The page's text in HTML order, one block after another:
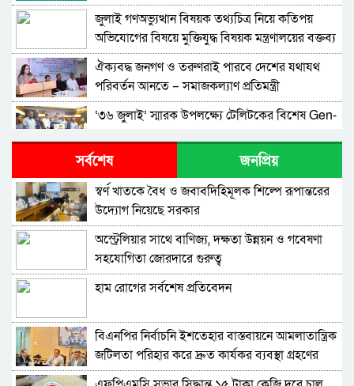
জুলাই গণঅভ্যুত্থান বিষয়ক তথ্যচিত্র নিয়ে কতিপয়
অভিযোগের বিষয়ে মুক্তিযুদ্ধ বিষয়ক মন্ত্রণালয়ের বক্তব্য
ঐক্যবদ্ধ জনগণ ও তরুণরাই পারবে দেশের যথাযথ
পরিবর্তন আনতে – সমাজকল্যাণ প্রতিমন্ত্রী
‘৩৬ জুলাই’ স্মারক উপলক্ষ্যে টেলিটকের বিশেষ Gen-
দেশের ৪ বিভাগে ভারী বর্ষণের সতর্কবার্তা
ভারপ্রাপ্ত রাষ্ট্রপতিকে শুভেচ্ছা ও অভিনন্দন জানালেন
বরিশাল-৫ আসনের সংসদ সদস্য অ্যাডভোকেট মো.
মজিবর রহমান সরোওয়ার
বিএনপির নির্বাচনী ইশতেহার বাস্তবায়নে আমলাতান্ত্রিক
জটিলতা পরিহার করে দ্রুত কার্যকর ব্যবস্থা গ্রহনের
নির্দেশ: জনপ্রশাসন উপদেষ্টা
রপ্তানি বন্ধ, স্বাভাবিক যাত্রী পারাপার
জুলাই গণঅভ্যুত্থান দিবস উপলক্ষ্যে রাষ্ট্রপতির বাণী
সর্বশেষ জনপ্রিয়
স্বর্ণ খাতকে বৈধ ও জবাবদিহিমূলক শিল্পে রূপান্তরের
উদ্যোগ নিয়েছে সরকার
অস্ট্রেলিয়ার সাথে বাণিজ্য, দক্ষতা উন্নয়ন ও গবেষণা
সহযোগিতা জোরদারে গুরুত্ব
হাম রোগের সর্বশেষ প্রতিবেদন
বিএনপির নির্বাচনি ইশতেহার বাস্তবায়নে আমলাতান্ত্রিক
জটিলতা পরিহার করে দ্রুত কার্যকর ব্যবস্থা গ্রহণের
নির্দেশ জনপ্রশাসন উপদেষ্টার